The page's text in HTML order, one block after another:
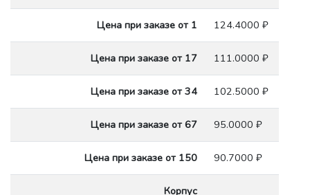
Цена при заказе от 1 124.4000 ₽
Цена при заказе от 17 111.0000 ₽
Цена при заказе от 34 102.5000 ₽
Цена при заказе от 67 95.0000 ₽
Цена при заказе от 150 90.7000 ₽
Корпус